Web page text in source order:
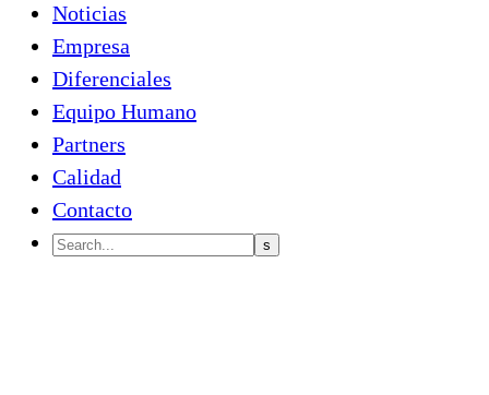
Noticias
Empresa
Diferenciales
Equipo Humano
Partners
Calidad
Contacto